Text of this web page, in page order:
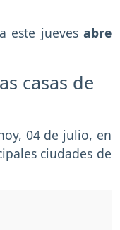
este jueves abre
casas de
04 de julio, en
ciudades de